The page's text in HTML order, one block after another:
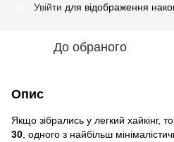
Увійти для відображення
До обраного
Опис
Якщо зібрались у легкий хайкінг,
30 , одного з найбільш